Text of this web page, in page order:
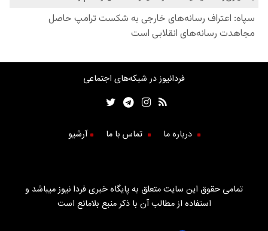
فردانیوز در شبکه‌های اجتماعی
درباره ما تماس با ما آرشیو
تمامی حقوق این سایت متعلق به پایگاه خبری فردا نیوز میباشد و
استفاده از مطالب آن با ذکر منبع بلامانع است